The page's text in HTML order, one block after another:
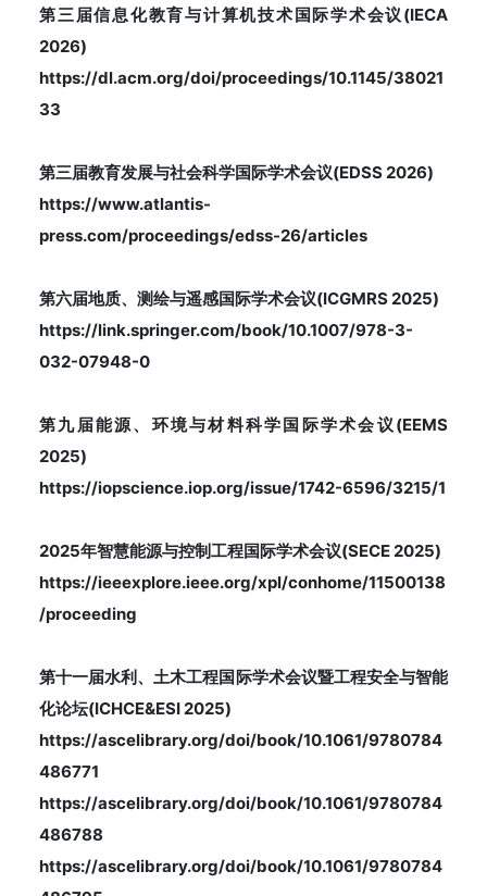
第三届信息化教育与计算机技术国际学术会议(IECA
2026)
https://dl.acm.org/doi/proceedings/10.1145/38021
33
第三届教育发展与社会科学国际学术会议(EDSS 2026)
https://www.atlantis-
press.com/proceedings/edss-26/articles
第六届地质、测绘与遥感国际学术会议(ICGMRS 2025)
https://link.springer.com/book/10.1007/978-3-
032-07948-0
第九届能源、环境与材料科学国际学术会议(EEMS
2025)
https://iopscience.iop.org/issue/1742-6596/3215/1
2025年智慧能源与控制工程国际学术会议(SECE 2025)
https://ieeexplore.ieee.org/xpl/conhome/11500138
/proceeding
第十一届水利、土木工程国际学术会议暨工程安全与智能
化论坛(ICHCE&ESI 2025)
https://ascelibrary.org/doi/book/10.1061/9780784
486771
https://ascelibrary.org/doi/book/10.1061/9780784
486788
https://ascelibrary.org/doi/book/10.1061/9780784